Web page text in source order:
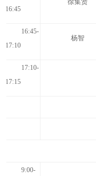
16:45
徐集贤
16:45-
17:1 0
杨智
17:10-
17:15
9:00-